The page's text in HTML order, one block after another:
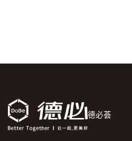
德必荟